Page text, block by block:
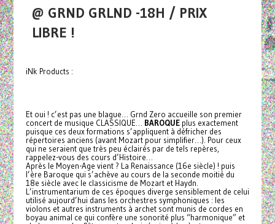
@ GRND GRLND -18H / PRIX
LIBRE !
iNk Products :
Et oui ! c’est pas une blague… Grnd Zero accueille son premier
concert de musique CLASSIQUE… BAROQUEplus exactement
puisque ces deux formations s’appliquent à défricher des
répertoires anciens (avant Mozart pour simplifier…). Pour ceux
qui ne seraient que très peu éclairés par de tels repères,
rappelez-vous des cours d’Histoire…
Après le Moyen-Age vient ? La Renaissance (16e siècle) ! puis
l’ère Baroque qui s’achève au cours de la seconde moitié du
18e siècle avec le classicisme de Mozart et Haydn.
L’instrumentarium de ces époques diverge sensiblement de celui
utilisé aujourd’hui dans les orchestres symphoniques : les
violons et autres instruments à archet sont munis de cordes en
boyau animal ce qui confère une sonorité plus “harmonique” et